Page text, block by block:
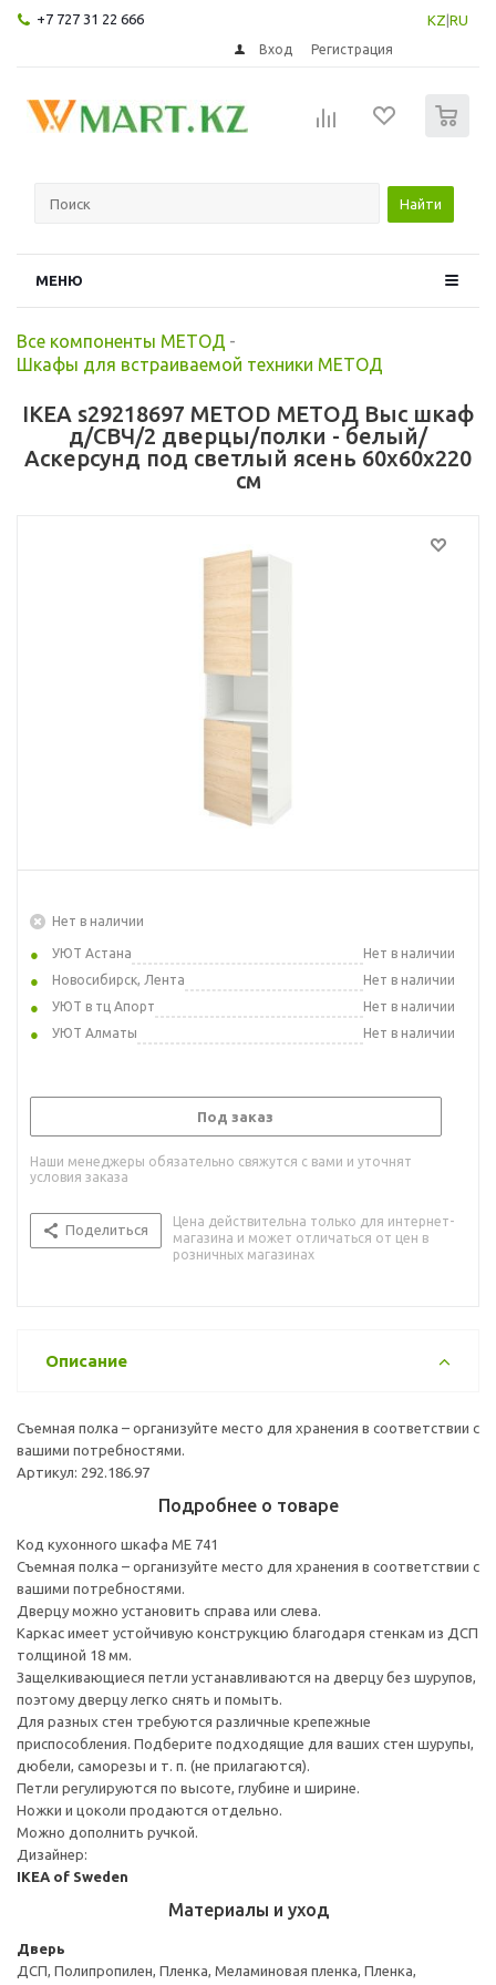
+7 727 31 22 666 KZ RU
Вход Регистрация
Найти
МЕНЮ
Все компоненты МЕТОД -
Шкафы для встраиваемой техники МЕТОД
IKEA s29218697 METOD МЕТОД Выс шкаф
д/СВЧ/2 дверцы/полки - белый/
Аскерсунд под светлый ясень 60x60x220
см
Нет в наличии
УЮТ Астана
Нет в наличии
Новосибирск, Лента
Нет в наличии
УЮТ в тц Апорт
Нет в наличии
УЮТ Алматы
Нет в наличии
Под заказ
Наши менеджеры обязательно свяжутся с вами и уточнят
условия заказа
Поделиться
Цена действительна только для интернет-
магазина и может отличаться от цен в
розничных магазинах
Описание
Съемная полка – организуйте место для хранения в соответствии с
вашими потребностями.
Артикул: 292.186.97
Подробнее о товаре
Код кухонного шкафа ME 741
Съемная полка – организуйте место для хранения в соответствии с
вашими потребностями.
Дверцу можно установить справа или слева.
Каркас имеет устойчивую конструкцию благодаря стенкам из ДСП
толщиной 18 мм.
Защелкивающиеся петли устанавливаются на дверцу без шурупов,
поэтому дверцу легко снять и помыть.
Для разных стен требуются различные крепежные
приспособления. Подберите подходящие для ваших стен шурупы,
дюбели, саморезы и т. п. (не прилагаются).
Петли регулируются по высоте, глубине и ширине.
Ножки и цоколи продаются отдельно.
Можно дополнить ручкой.
Дизайнер:
IKEA of Sweden
Материалы и уход
Дверь
ДСП, Полипропилен, Пленка, Меламиновая пленка, Пленка,